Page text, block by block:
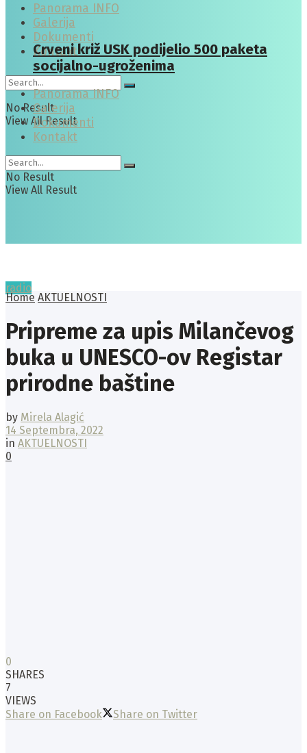
Panorama INFO
Galerija
Dokumenti
Kontakt
No Result
View All Result
Crveni križ USK podijelio 500 paketa
socijalno-ugroženima
Panorama INFO
Galerija
Dokumenti
Kontakt
No Result
View All Result
radio
Home AKTUELNOSTI
Pripreme za upis Milančevog
buka u UNESCO-ov Registar
prirodne baštine
by Mirela Alagić
14 Septembra, 2022
in AKTUELNOSTI
0
0
SHARES
7
VIEWS
Share on Facebook
Share on Twitter